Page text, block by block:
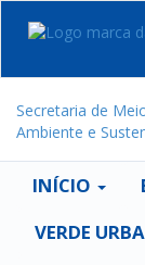
Secretaria de
Ambiente e
INÍCIO
VERDE